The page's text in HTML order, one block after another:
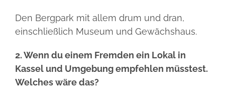
Den Bergpark mit allem drum und dran,
einschließlich Museum und Gewächshaus.
2. Wenn du einem Fremden ein Lokal in
Kassel und Umgebung empfehlen müsstest.
Welches wäre das?